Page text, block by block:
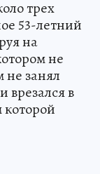
трех
53-летний
на
не
не занял
врезался в
которой